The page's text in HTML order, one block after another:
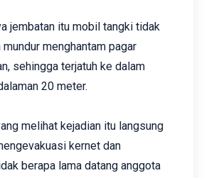
jembatan itu mobil tangki tidak
menghantam pagar
sehingga terjatuh ke dalam
20 meter.
melihat kejadian itu langsung
kernet dan
berapa lama datang anggota